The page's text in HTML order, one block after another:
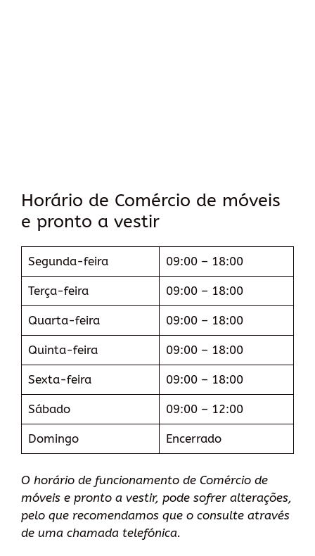
Horário de Comércio de móveis
e pronto a vestir
Segunda-feira 09:00 – 18:00
Terça-feira 09:00 – 18:00
Quarta-feira 09:00 – 18:00
Quinta-feira 09:00 – 18:00
Sexta-feira 09:00 – 18:00
Sábado 09:00 – 12:00
Domingo Encerrado
O horário de funcionamento de Comércio de
móveis e pronto a vestir, pode sofrer alterações,
pelo que recomendamos que o consulte através
de uma chamada telefónica.